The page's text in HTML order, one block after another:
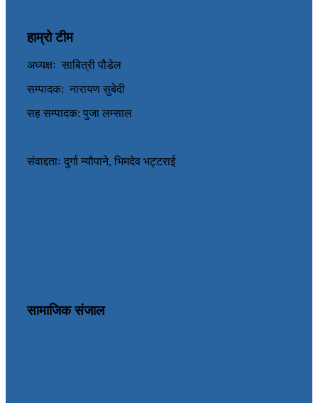
हाम्रो टीम
अध्यक्षः साबित्री पौडेल
सम्पादक: नारायण सुबेदी
सह सम्पादक: पुजा लम्साल
संवाद्दताः दुर्गा न्यौपाने, भिमदेव भट्टराई
सामाजिक संजाल